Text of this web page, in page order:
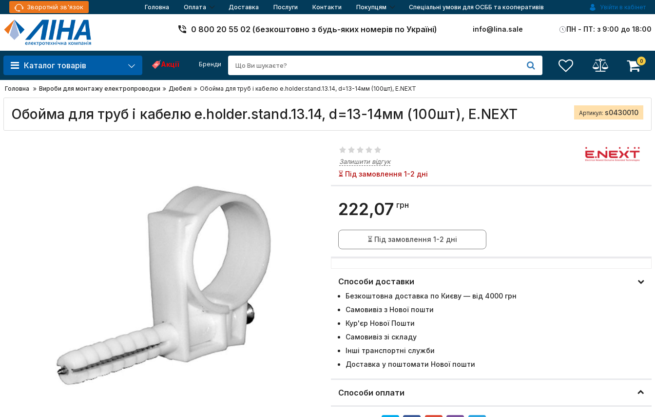
Зворотній зв'язок Головна Оплата Доставка Послуги Контакти Покупцям Спеціальні умови для ОСББ та кооперативів Увійти в кабінет
0 800 20 55 02 (безкоштовно з будь-яких номерів по Україні) info@lina.sale ПН - ПТ: з 9:00 до 18:00
Каталог товарів Акції Бренди 0
Головна Вироби для монтажу електропроводки Дюбелі Обойма для труб і кабелю e.holder.stand.13.14, d=13-14мм (100шт), E.NEXT
Обойма для труб і кабелю e.holder.stand.13.14, d=13-14мм (100шт), E.NEXT Артикул: s0430010
Залишити відгук
⏳ Під замовлення 1-2 дні
222,07 грн
⏳ Під замовлення 1-2 дні
Способи доставки
Безкоштовна доставка по Києву — від 4000 грн
Самовивіз з Нової пошти
Кур'єр Нової Пошти
Самовивіз зі складу
Інші транспортні служби
Доставка у поштомати Нової пошти
Способи оплати